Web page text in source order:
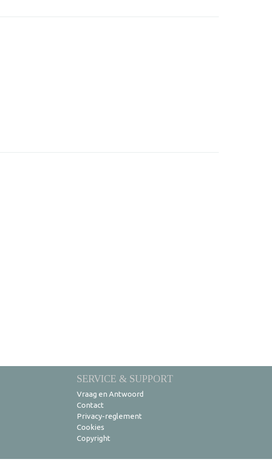
SERVICE & SUPPORT
Vraag en Antwoord
Contact
Privacy-reglement
Cookies
Copyright